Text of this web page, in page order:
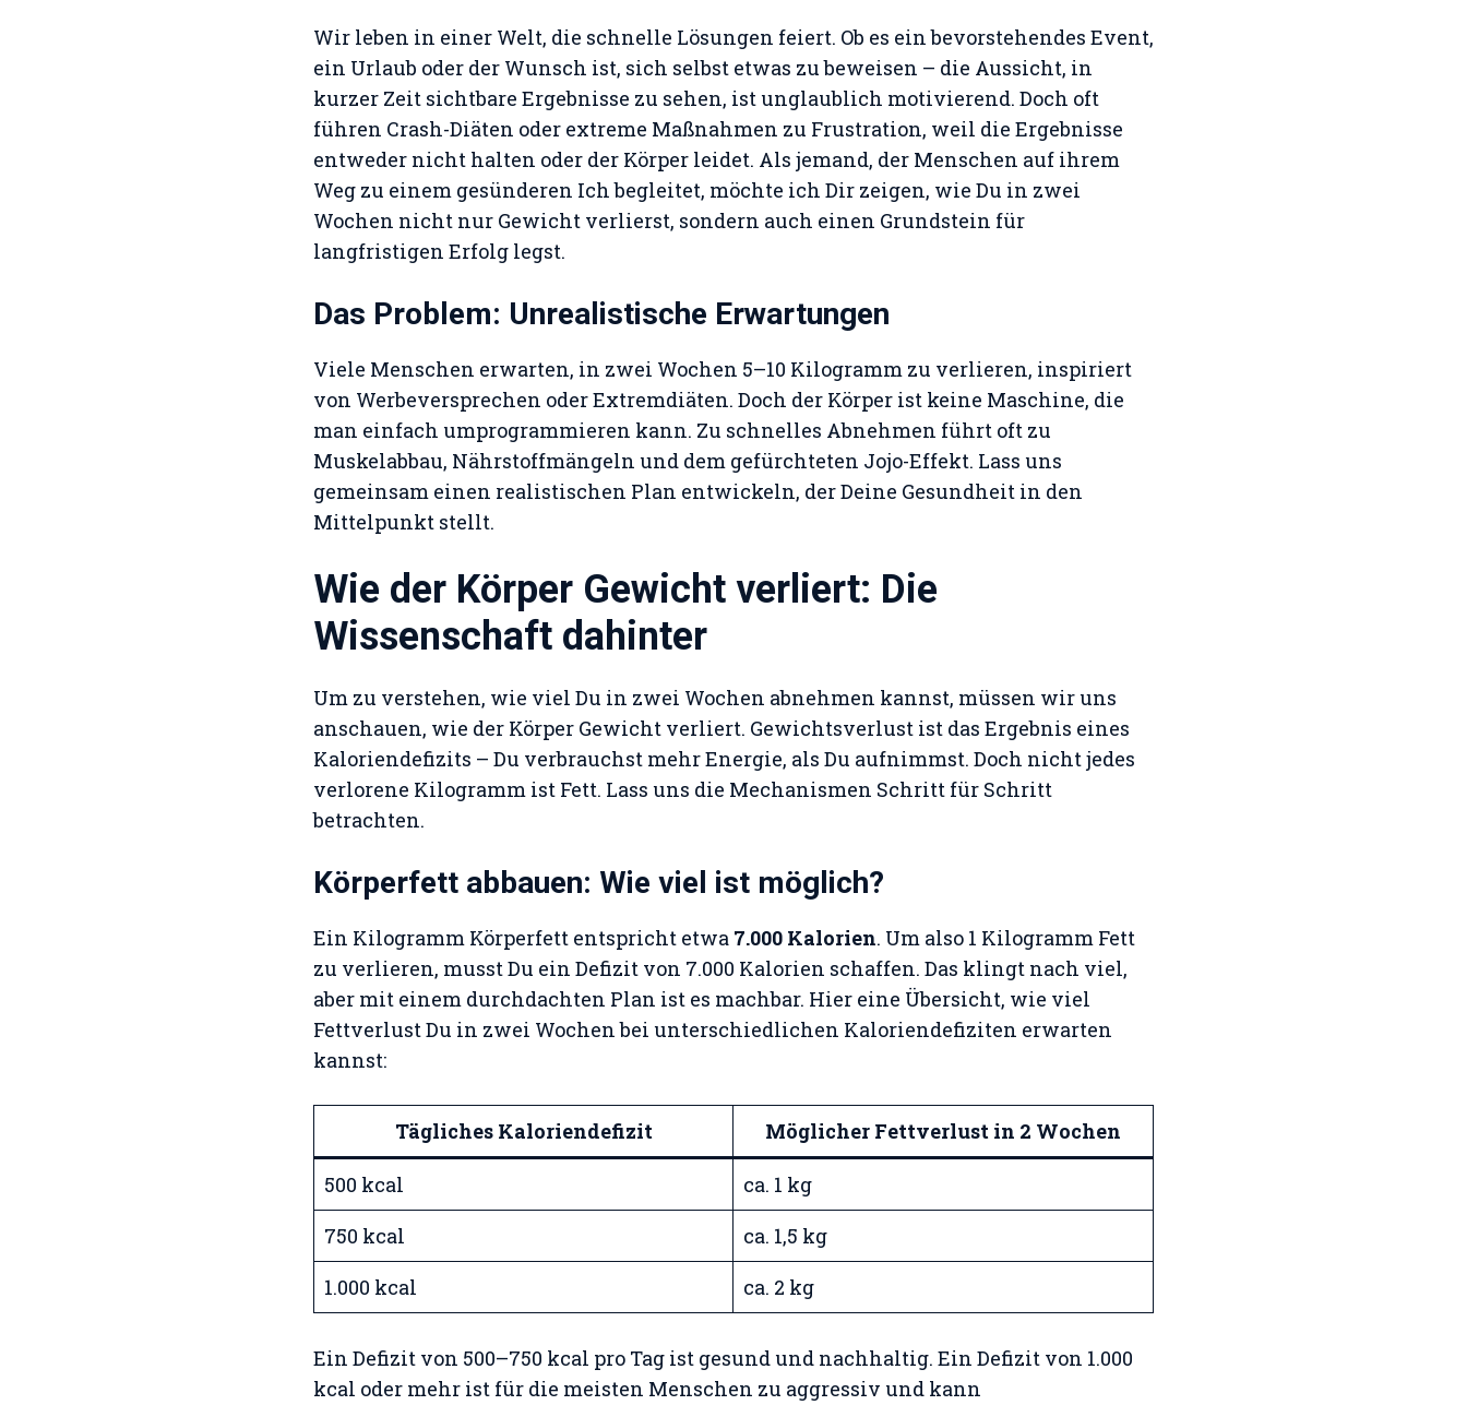
Wir leben in einer Welt, die schnelle Lösungen feiert. Ob es ein bevorstehendes Event,
ein Urlaub oder der Wunsch ist, sich selbst etwas zu beweisen – die Aussicht, in
kurzer Zeit sichtbare Ergebnisse zu sehen, ist unglaublich motivierend. Doch oft
führen Crash-Diäten oder extreme Maßnahmen zu Frustration, weil die Ergebnisse
entweder nicht halten oder der Körper leidet. Als jemand, der Menschen auf ihrem
Weg zu einem gesünderen Ich begleitet, möchte ich Dir zeigen, wie Du in zwei
Wochen nicht nur Gewicht verlierst, sondern auch einen Grundstein für
langfristigen Erfolg legst.
Das Problem: Unrealistische Erwartungen
Viele Menschen erwarten, in zwei Wochen 5–10 Kilogramm zu verlieren, inspiriert
von Werbeversprechen oder Extremdiäten. Doch der Körper ist keine Maschine, die
man einfach umprogrammieren kann. Zu schnelles Abnehmen führt oft zu
Muskelabbau, Nährstoffmängeln und dem gefürchteten Jojo-Effekt. Lass uns
gemeinsam einen realistischen Plan entwickeln, der Deine Gesundheit in den
Mittelpunkt stellt.
Wie der Körper Gewicht verliert: Die
Wissenschaft dahinter
Um zu verstehen, wie viel Du in zwei Wochen abnehmen kannst, müssen wir uns
anschauen, wie der Körper Gewicht verliert. Gewichtsverlust ist das Ergebnis eines
Kaloriendefizits – Du verbrauchst mehr Energie, als Du aufnimmst. Doch nicht jedes
verlorene Kilogramm ist Fett. Lass uns die Mechanismen Schritt für Schritt
betrachten.
Körperfett abbauen: Wie viel ist möglich?
Ein Kilogramm Körperfett entspricht etwa 7.000 Kalorien. Um also 1 Kilogramm Fett
zu verlieren, musst Du ein Defizit von 7.000 Kalorien schaffen. Das klingt nach viel,
aber mit einem durchdachten Plan ist es machbar. Hier eine Übersicht, wie viel
Fettverlust Du in zwei Wochen bei unterschiedlichen Kaloriendefiziten erwarten
kannst:
Tägliches Kaloriendefizit Möglicher Fettverlust in 2 Wochen
500 kcal
ca. 1 kg
750 kcal
ca. 1,5 kg
1.000 kcal
ca. 2 kg
Ein Defizit von 500–750 kcal pro Tag ist gesund und nachhaltig. Ein Defizit von 1.000
kcal oder mehr ist für die meisten Menschen zu aggressiv und kann